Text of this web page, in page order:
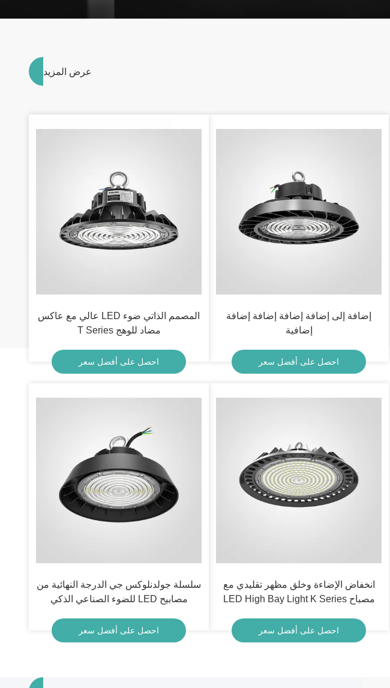
عرض المزيد
إضافة إلى إضافة إضافة إضافة إضافة
إضافية
احصل على أفضل سعر
المصمم الذاتي ضوء LED عالي مع عاكس
مضاد للوهج T Series
احصل على أفضل سعر
انخفاض الإضاءة وخلق مظهر تقليدي مع
مصباح LED High Bay Light K Series
احصل على أفضل سعر
سلسلة جولدنلوكس جي الدرجة النهائية من
مصابيح LED للضوء الصناعي الذكي
احصل على أفضل سعر